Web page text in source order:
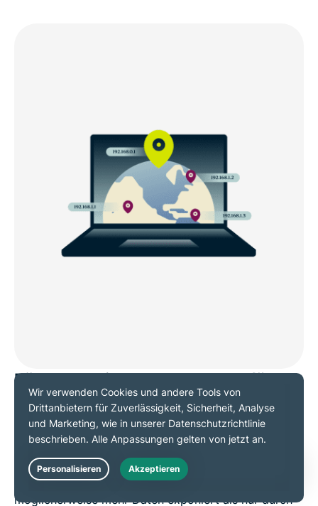
Fälschen Sie Ihren Standort für
zusätzlichen Datenschutz
Einige Websites nutzen die HTML5-
Standortbestimmung, um den physischen Standort
Ihres Geräts abzufragen. Dadurch werden
möglicherweise mehr Daten exponiert als nur durch